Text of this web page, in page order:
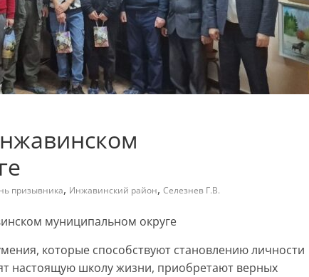
призывника, Инжавинский район, Селезнев Г.В.
муниципальном округе
которые способствуют становлению личности
настоящую школу жизни, приобретают верных